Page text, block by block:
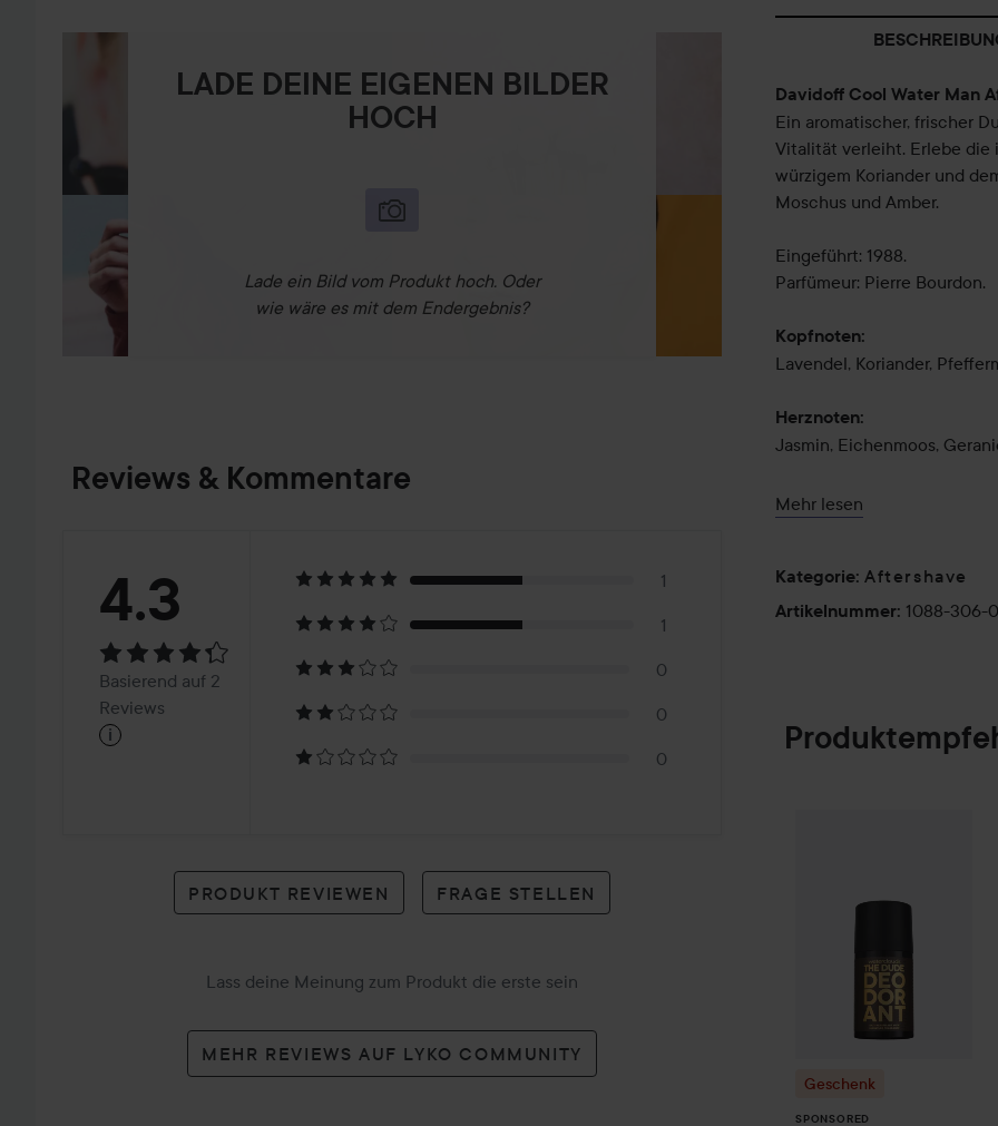
LADE DEINE EIGENEN BILDER
HOCH
Lade ein Bild vom Produkt hoch. Oder
wie wäre es mit dem Endergebnis?
Reviews & Kommentare
Bewertung:
4.3Basierend
auf
Reviews
4.3
Basierend auf 2
Reviews
i
1
1
0
0
0
PRODUKT REVIEWEN FRAGE STELLEN
Lass deine Meinung zum Produkt die erste sein
MEHR REVIEWS AUF LYKO COMMUNITY
Davidoff Cool Water Man
Ein aromatischer, frischer
Vitalität verleiht. Erlebe die
würzigem Koriander und
Moschus und Amber.
Eingeführt: 1988.
Parfümeur: Pierre Bourdon.
Kopfnoten:
Lavendel, Koriander,
Herznoten:
Jasmin, Eichenmoos,
Basisnoten:
75 ml
Mehr lesen
Kategorie: Aftershave
Artikelnummer: 1088-306-
Geschenk
SPONSORED